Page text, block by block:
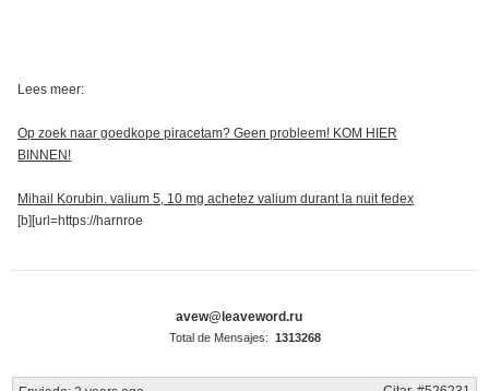
Lees meer:
Op zoek naar goedkope piracetam? Geen probleem! KOM HIER
BINNEN!
Mihail Korubin. valium 5, 10 mg achetez valium durant la nuit fedex
[b][url=https://harnroe
avew@leaveword.ru
Total de Mensajes: 1313268